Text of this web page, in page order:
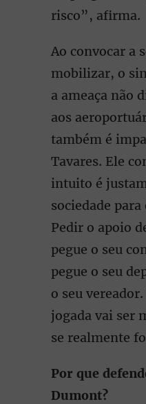
risco”, afirma.
Ao convocar a
mobilizar, o
a ameaça não
aos
também é
Tavares. Ele
intuito é
sociedade para
Pedir o apoio
pegue o seu
pegue o seu
o seu
jogada vai ser
se realmente
Por que
Dumont?